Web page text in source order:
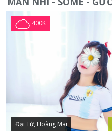
400K
Đại Từ, Hoàng Mai